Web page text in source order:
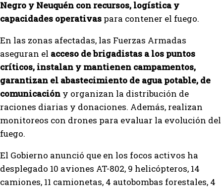
Negro y Neuquén con recursos, logística y
capacidades operativas para contener el fuego.
En las zonas afectadas, las Fuerzas Armadas
aseguran el acceso de brigadistas a los puntos
críticos, instalan y mantienen campamentos,
garantizan el abastecimiento de agua potable, de
comunicación y organizan la distribución de
raciones diarias y donaciones. Además, realizan
monitoreos con drones para evaluar la evolución del
fuego.
El Gobierno anunció que en los focos activos ha
desplegado 10 aviones AT-802, 9 helicópteros, 14
camiones, 11 camionetas, 4 autobombas forestales, 4